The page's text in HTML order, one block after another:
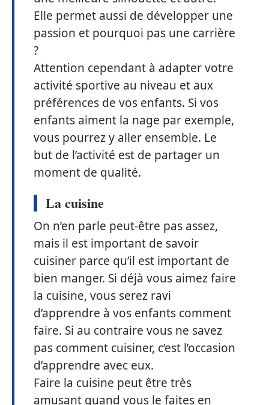
Elle permet aussi de développer une
passion et pourquoi pas une carrière
?
Attention cependant à adapter votre
activité sportive au niveau et aux
préférences de vos enfants. Si vos
enfants aiment la nage par exemple,
vous pourrez y aller ensemble. Le
but de l’activité est de partager un
moment de qualité.
La cuisine
On n’en parle peut-être pas assez,
mais il est important de savoir
cuisiner parce qu’il est important de
bien manger. Si déjà vous aimez faire
la cuisine, vous serez ravi
d’apprendre à vos enfants comment
faire. Si au contraire vous ne savez
pas comment cuisiner, c’est l’occasion
d’apprendre avec eux.
Faire la cuisine peut être très
amusant quand vous le faites en